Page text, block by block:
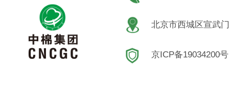
北京市西城区宣武
京ICP备19034200号